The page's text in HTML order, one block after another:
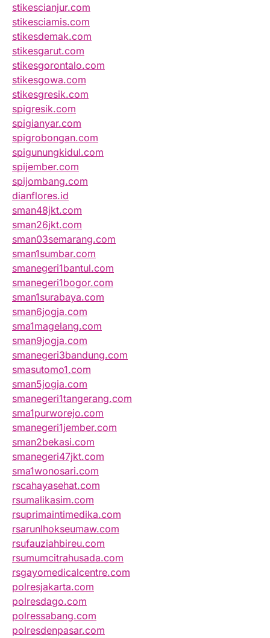
stikescianjur.com
stikesciamis.com
stikesdemak.com
stikesgarut.com
stikesgorontalo.com
stikesgowa.com
stikesgresik.com
spigresik.com
spigianyar.com
spigrobongan.com
spigunungkidul.com
spijember.com
spijombang.com
dianflores.id
sman48jkt.com
sman26jkt.com
sman03semarang.com
sman1sumbar.com
smanegeri1bantul.com
smanegeri1bogor.com
sman1surabaya.com
sman6jogja.com
sma1magelang.com
sman9jogja.com
smanegeri3bandung.com
smasutomo1.com
sman5jogja.com
smanegeri1tangerang.com
sma1purworejo.com
smanegeri1jember.com
sman2bekasi.com
smanegeri47jkt.com
sma1wonosari.com
rscahayasehat.com
rsumalikasim.com
rsuprimaintimedika.com
rsarunlhokseumaw.com
rsufauziahbireu.com
rsumumcitrahusada.com
rsgayomedicalcentre.com
polresjakarta.com
polresdago.com
polressabang.com
polresdenpasar.com